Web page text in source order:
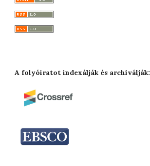
A folyóiratot indexálják és archiválják: